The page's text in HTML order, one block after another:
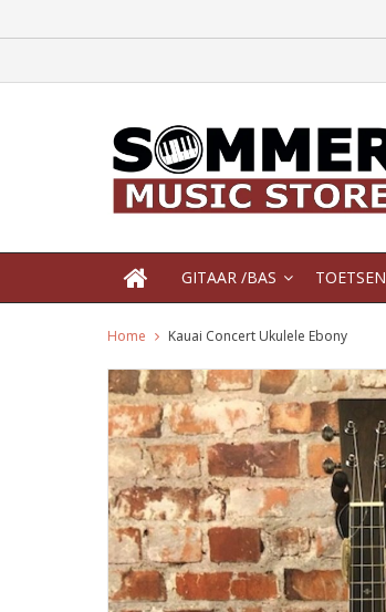
GITAAR /BAS TOETSEN
Home Kauai Concert Ukulele Ebony